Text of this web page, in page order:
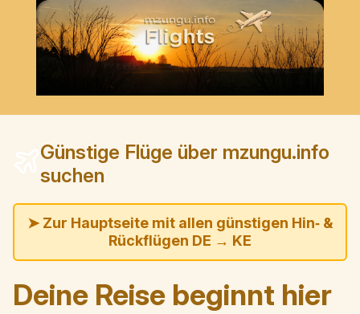
Günstige Flüge über mzungu.info
suchen
➤ Zur Hauptseite mit allen günstigen Hin‑ &
Rückflügen DE → KE
Deine Reise beginnt hier